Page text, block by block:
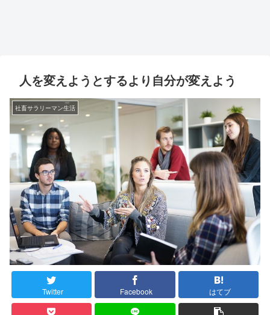
人を変えようとするより自分が変えよう
社畜サラリーマン生活
Twitter Facebook はてブ